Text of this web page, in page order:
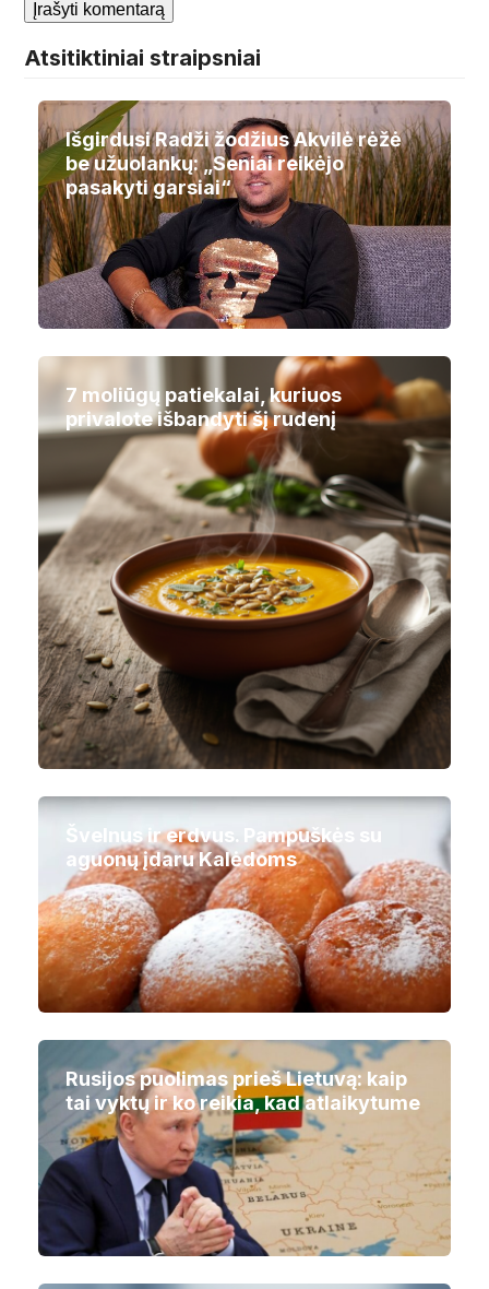
Atsitiktiniai straipsniai
Išgirdusi Radži žodžius Akvilė rėžė
be užuolankų: „Seniai reikėjo
pasakyti garsiai“
7 moliūgų patiekalai, kuriuos
privalote išbandyti šį rudenį
Švelnus ir erdvus. Pampuškės su
aguonų įdaru Kalėdoms
Rusijos puolimas prieš Lietuvą: kaip
tai vyktų ir ko reikia, kad atlaikytume